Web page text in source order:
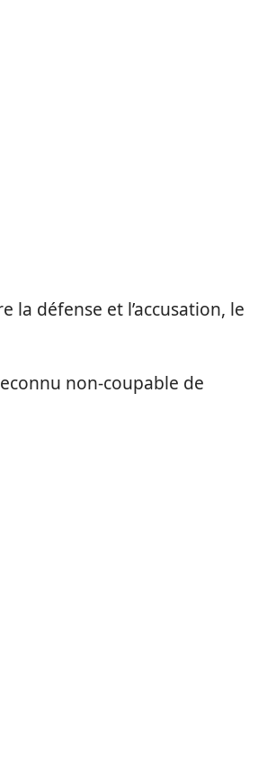
la défense et l’accusation, le
non-coupable de